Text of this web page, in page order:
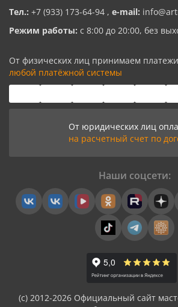
Тел.: +7 (933) 173-64-94 , e-mail:
Режим работы: с 8:00 до 20:00, без
От физических лиц принимаем
любой платёжной системы
От юридических лиц
на расчетный счет по
(с) 2012-2026 Официальный сайт
Наши соцсети: